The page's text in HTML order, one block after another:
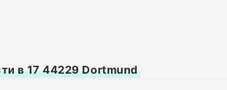
в 17 44229 Dortmund